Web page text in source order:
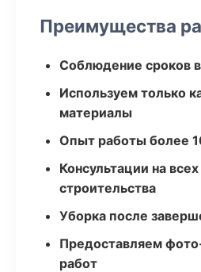
Преимущества
Соблюдение сроков
Используем только
материалы
Опыт работы более
Консультации на
строительства
Уборка после
Предоставляем
работ